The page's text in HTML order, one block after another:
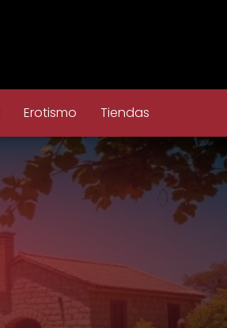
Erotismo Tiendas